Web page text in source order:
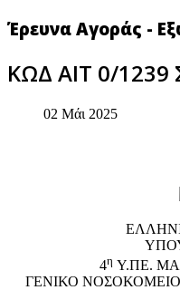
Έρευνα Αγοράς -
ΚΩΔ ΑΙΤ 0/
02 Μάι 2025
4η Υ.ΠΕ.
ΓΕΝΙΚΟ